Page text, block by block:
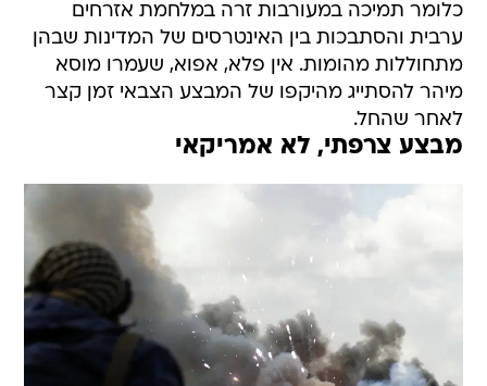
כלומר תמיכה במעורבות זרה במלחמת אזרחים
ערבית והסתבכות בין האינטרסים של המדינות שבהן
מתחוללות מהומות. אין פלא, אפוא, שעמרו מוסא
מיהר להסתייג מהיקפו של המבצע הצבאי זמן קצר
לאחר שהחל.
מבצע צרפתי, לא אמריקאי